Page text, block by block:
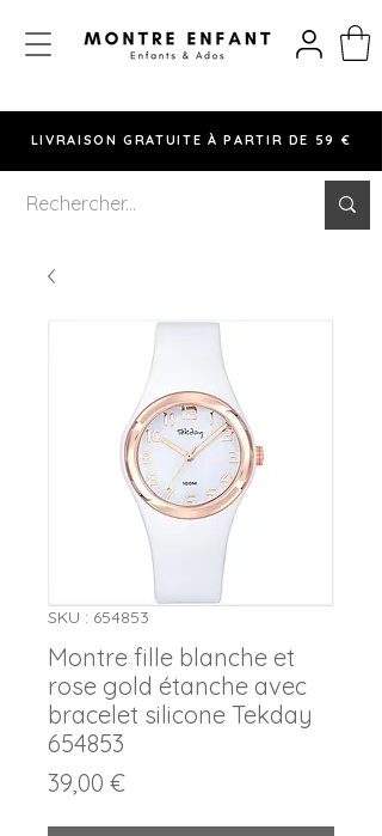
LIVRAISON GRATUITE À PARTIR DE 59 €
SKU : 654853
Montre fille blanche et
rose gold étanche avec
bracelet silicone Tekday
654853
39,00 €Prix